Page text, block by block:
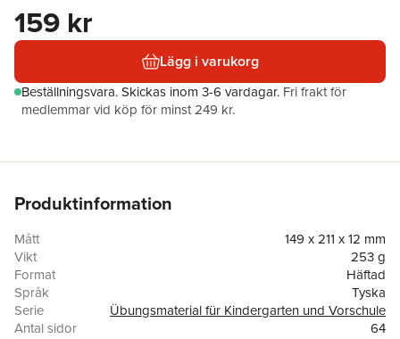
159 kr
Lägg i varukorg
Beställningsvara.Skickas inom 3-6 vardagar. Fri frakt för
medlemmar vid köp för minst 249 kr.
Produktinformation
Mått
149 x 211 x 12 mm
Vikt
253 g
Format
Häftad
Språk
Tyska
Serie
Übungsmaterial für Kindergarten und Vorschule
Antal sidor
64